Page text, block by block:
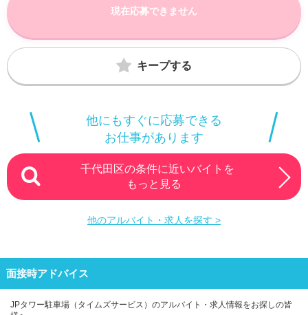
現在応募できません
キープする
他にもすぐに応募できる
お仕事があります
千代田区の条件に近いバイトを
もっと見る
他のアルバイト・求人を探す >
面接時アドバイス
JPタワー駐車場（タイムズサービス）のアルバイト・求人情報をお探しの皆